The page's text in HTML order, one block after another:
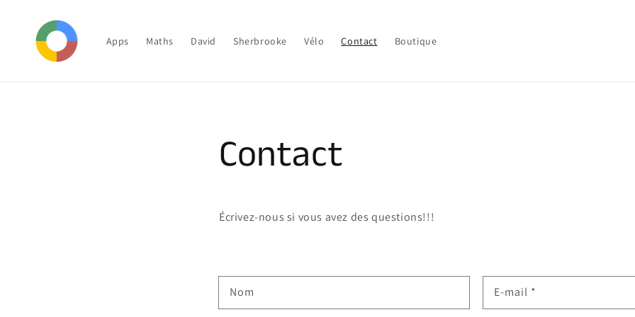
contenu
Apps Maths David Sherbrooke Vélo Contact Boutique
Contact
Écrivez-nous si vous avez des questions!!!
Nom E-mail *